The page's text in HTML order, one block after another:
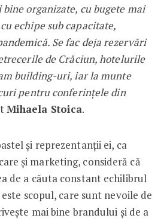
organizate, cu bugete mai
echipe sub capacitate,
Se fac deja rezervări
de Crăciun, hotelurile
building-uri, iar la munte
pentru conferințele din
Mihaela Stoica.
și reprezentanții ei, ca
și marke­ting, consideră că
de a căuta constant echilibrul
scopul, care sunt nevoile de
mai bine brandului și de a